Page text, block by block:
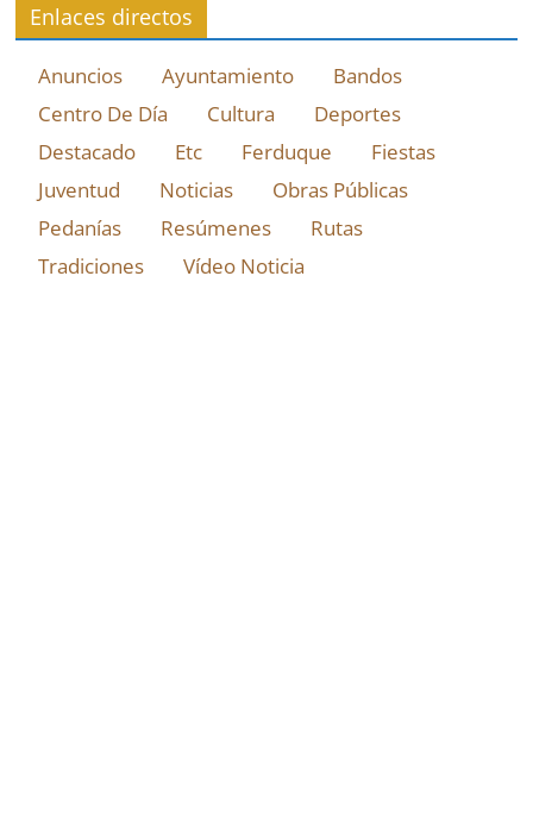
Enlaces directos
Anuncios Ayuntamiento
Bandos
Centro De Día
Cultura
Deportes
Destacado
Etc Ferduque
Fiestas
Juventud
Noticias
Obras Públicas
Pedanías
Resúmenes
Rutas
Tradiciones
Vídeo Noticia